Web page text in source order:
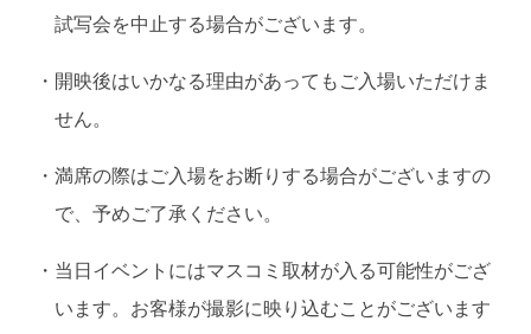
試写会を中⽌する場合がございます。
・ 開映後はいかなる理由があってもご⼊場いただけま
せん。
・ 満席の際はご入場をお断りする場合がございますの
で、予めご了承ください。
・ 当⽇イベントにはマスコミ取材が⼊る可能性がござ
います。お客様が撮影に映り込むことがございます